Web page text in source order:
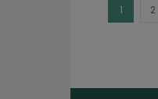
1 2